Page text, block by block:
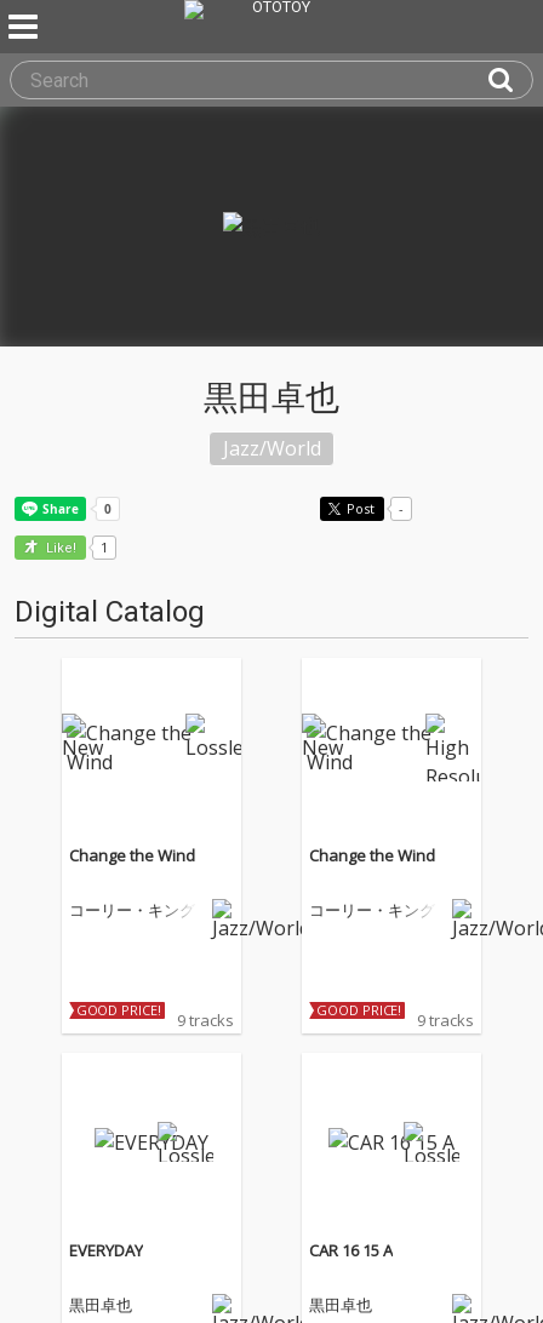
黒田卓也
Jazz/World
Post -
Like! 1
Digital Catalog
Change the Wind
コーリー・キング
GOOD PRICE! 9 tracks
Change the Wind
コーリー・キング
GOOD PRICE! 9 tracks
EVERYDAY
黒田卓也
CAR 16 15 A
黒田卓也